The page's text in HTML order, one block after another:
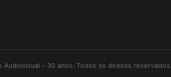
Audiovisual - 30 anos. Todos os direitos reservados.